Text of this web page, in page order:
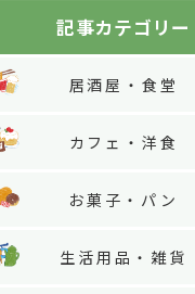
記事カテゴリー
居酒屋・食堂
カフェ・洋食
お菓子・パン
生活用品・雑貨